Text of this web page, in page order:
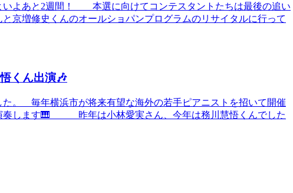
いよあと2週間！ 本選に向けてコンテスタントたちは最後の追い
京増修史くんのオールショパンプログラムのリサイタルに行って
くん出演🎶
。 毎年横浜市が将来有望な海外の若手ピアニストを招いて開催
奏します🎹 昨年は小林愛実さん、今年は務川慧悟くんでした